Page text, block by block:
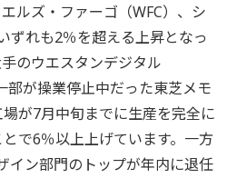
ルズ・ファーゴ（WFC）、シ
ずれも2％を超える上昇となっ
のウエスタンデジタル
部が操業停止中だった東芝メモ
が7月中旬までに生産を完全に
で6％以上上げています。一方
イン部門のトップが年内に退任